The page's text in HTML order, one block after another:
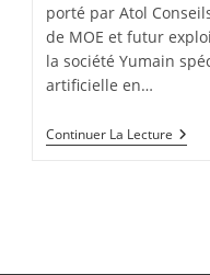
porté par Atol
de MOE et futur
la société Yumain
artificielle en…
Continuer La Lecture